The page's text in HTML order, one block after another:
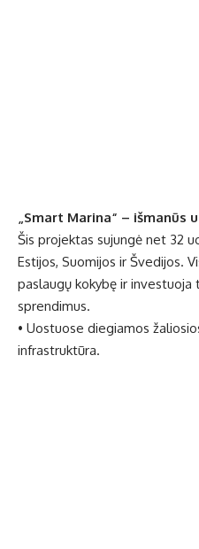
„Smart Marina“ – išmanūs
Šis projektas sujungė net 32
Estijos, Suomijos ir Švedijos.
paslaugų kokybę ir investuoja
sprendimus.
• Uostuose diegiamos
infrastruktūra.